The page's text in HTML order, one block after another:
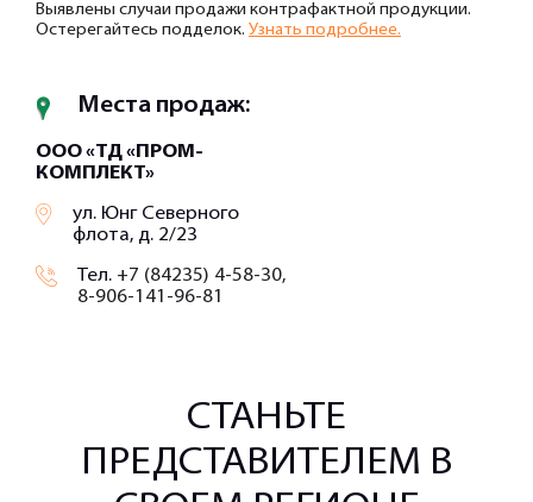
Выявлены случаи продажи контрафактной продукции.
Остерегайтесь подделок. Узнать подробнее.
Места продаж:
ООО «ТД «ПРОМ-
КОМПЛЕКТ»
ул. Юнг Северного
флота, д. 2/23
Тел. +7 (84235) 4-58-30,
8-906-141-96-81
СТАНЬТЕ
ПРЕДСТАВИТЕЛЕМ В